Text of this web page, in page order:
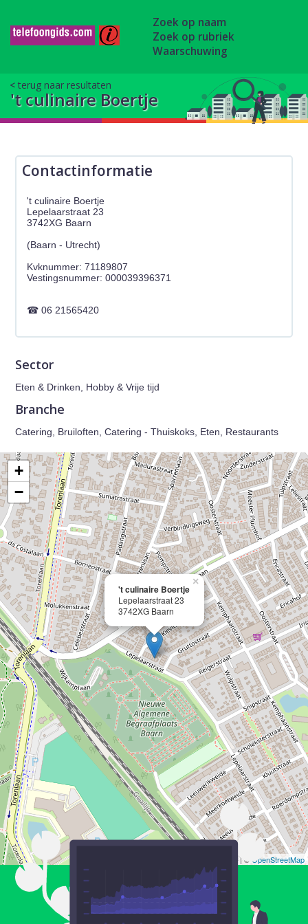
Zoek op naam
Zoek op rubriek
Waarschuwing
terug naar resultaten
't culinaire Boertje
Contactinformatie
't culinaire Boertje
Lepelaarstraat 23
3742XG Baarn
(Baarn - Utrecht)
Kvknummer: 71189807
06 21565420
Sector
Eten & Drinken, Hobby & Vrije tijd
Branche
Catering, Bruiloften, Catering - Thuiskoks, Eten, Restaurants
't culinaire Boertje
Lepelaarstraat 23
3742XG Baarn
×
+
−
| © OpenStreetMap